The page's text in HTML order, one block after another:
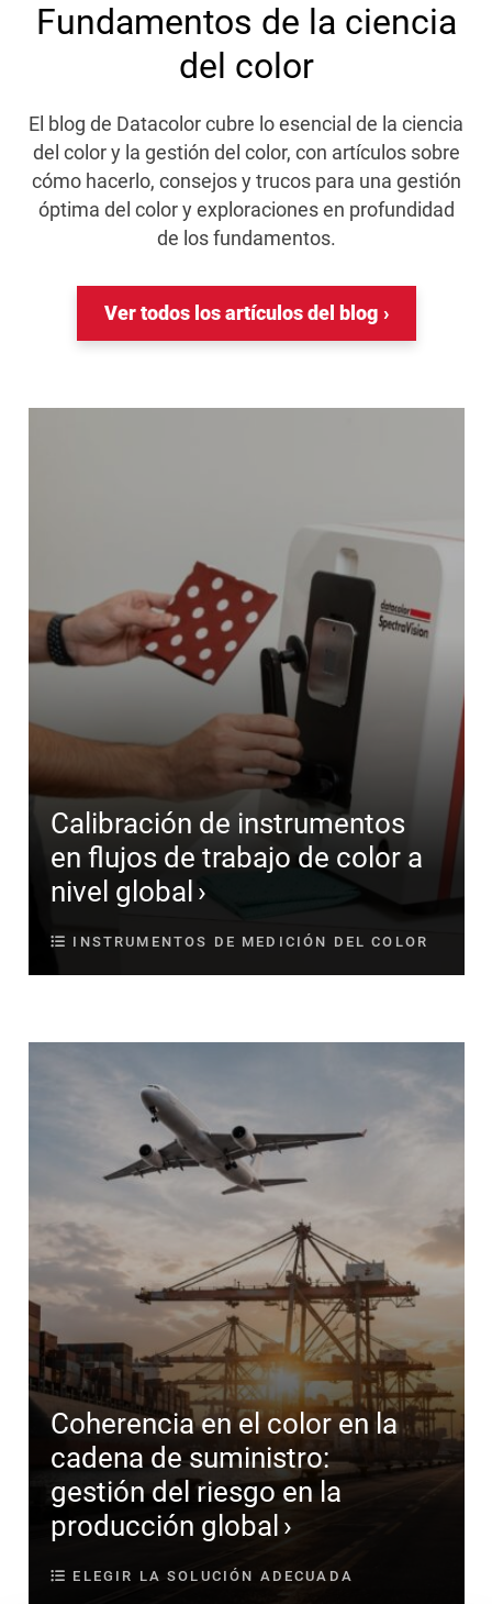
Fundamentos de la ciencia
del color
El blog de Datacolor cubre lo esencial de la ciencia
del color y la gestión del color, con artículos sobre
cómo hacerlo, consejos y trucos para una gestión
óptima del color y exploraciones en profundidad
de los fundamentos.
Ver todos los artículos del blog
Calibración de instrumentos
en flujos de trabajo de color a
nivel global
INSTRUMENTOS DE MEDICIÓN DEL COLOR
Coherencia en el color en la
cadena de suministro:
gestión del riesgo en la
producción global
ELEGIR LA SOLUCIÓN ADECUADA